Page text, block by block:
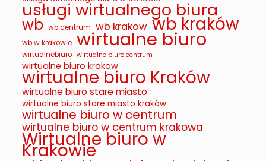
usługi wirtualnego biura
wb wb centrum wb krakow wb kraków
wb w krakowie wirtualne biuro
wirtualnebiuro wirtualne biuro centrum
wirtualne biuro krakow
wirtualne biuro Kraków
wirtualne biuro stare miasto
wirtualne biuro stare miasto kraków
wirtualne biuro w centrum
wirtualne biuro w centrum krakowa
Wirtualne biuro w
Krakowie